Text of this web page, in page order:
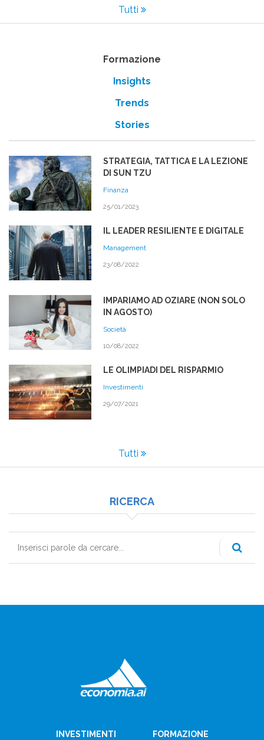
Tutti
Formazione
Insights
Trends
Stories
STRATEGIA, TATTICA E LA LEZIONE
DI SUN TZU
Finanza
25/01/2023
IL LEADER RESILIENTE E DIGITALE
Management
23/08/2022
IMPARIAMO AD OZIARE (NON SOLO
IN AGOSTO)
Società
10/08/2022
LE OLIMPIADI DEL RISPARMIO
Investimenti
29/07/2021
Tutti
RICERCA
INVESTIMENTI FORMAZIONE